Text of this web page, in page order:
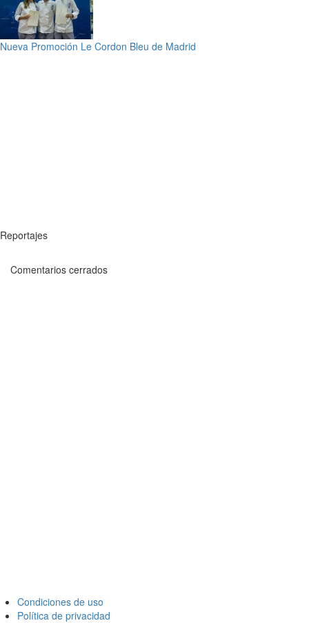
Nueva Promoción Le Cordon Bleu de Madrid
Reportajes
Comentarios cerrados
Condiciones de uso
Política de privacidad